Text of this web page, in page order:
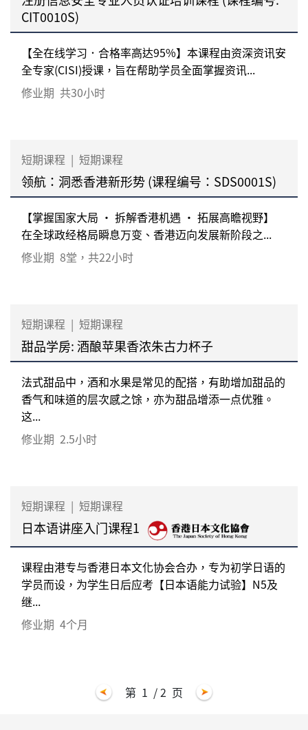
CIT0010S)
【全在线学习．合格率高达95%】本课程由资深资讯安
全专家(CISI)授课，旨在帮助学员全面掌握资讯...
修业期 共30小时
短期课程 | 短期课程
领航：洞悉香港新形势 (课程编号：SDS0001S)
【掌握国家大局 ‧ 拆解香港机遇 ‧ 拓展高瞻视野】
在全球政经格局瞬息万变、香港迈向发展新阶段之...
修业期 8堂，共22小时
短期课程 | 短期课程
甜品学房: 酒酿苹果香浓朱古力杯子
法式甜品中，酒和水果是常见的配搭，有助增加甜品的
香气和味道的层次感之馀，亦为甜品增添一点优雅。
这...
修业期 2.5小时
短期课程 | 短期课程
日本语讲座入门课程1
课程由港专与香港日本文化协会合办，专为初学日语的
学员而设，为学生日后应考【日本语能力试验】N5及
继...
修业期 4个月
第 1 / 2 页